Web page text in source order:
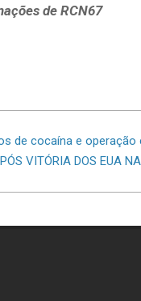
de RCN67
de cocaína e
VITÓRIA DOS EUA